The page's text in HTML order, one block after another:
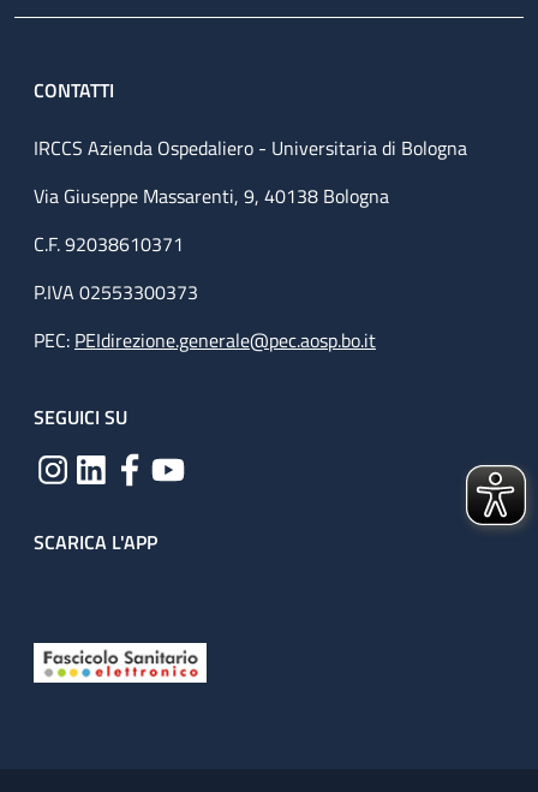
CONTATTI
IRCCS Azienda Ospedaliero - Universitaria di Bologna
Via Giuseppe Massarenti, 9, 40138 Bologna
C.F. 92038610371
P.IVA 02553300373
PEC: PEIdirezione.generale@pec.aosp.bo.it
SEGUICI SU
SCARICA L'APP